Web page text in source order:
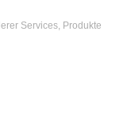
Services, Produkte